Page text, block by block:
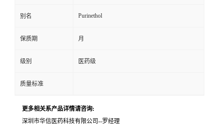
别名 Purinethol
保质期 月
级别 医药级
质量标准
更多相关系产品详情请咨询:
深圳市华信医药科技有限公司--罗经理